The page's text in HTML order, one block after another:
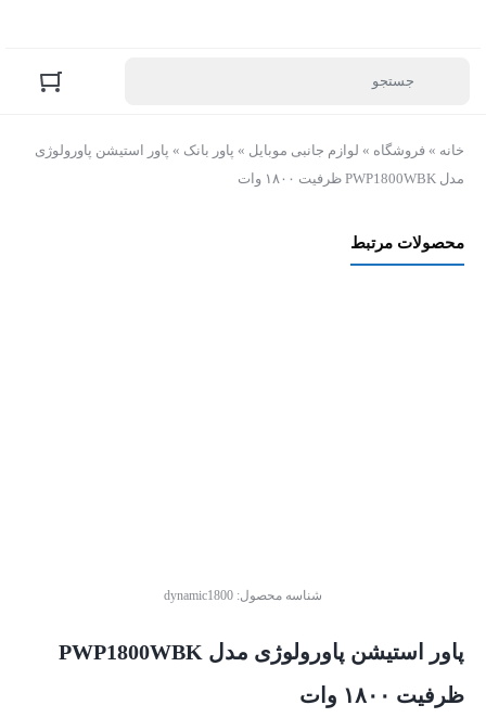
خانه » فروشگاه » لوازم جانبی موبایل » پاور بانک » پاور استیشن پاورولوژی
مدل PWP1800WBK ظرفیت ۱۸۰۰ وات
محصولات مرتبط
شناسه محصول: dynamic1800
پاور استیشن پاورولوژی مدل PWP1800WBK
ظرفیت ۱۸۰۰ وات